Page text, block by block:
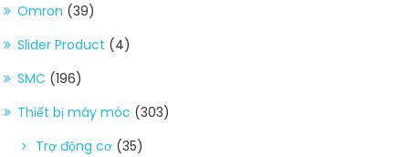
Omron (39)
Slider Product (4)
SMC (196)
Thiết bị máy móc (303)
Trợ động cơ (35)